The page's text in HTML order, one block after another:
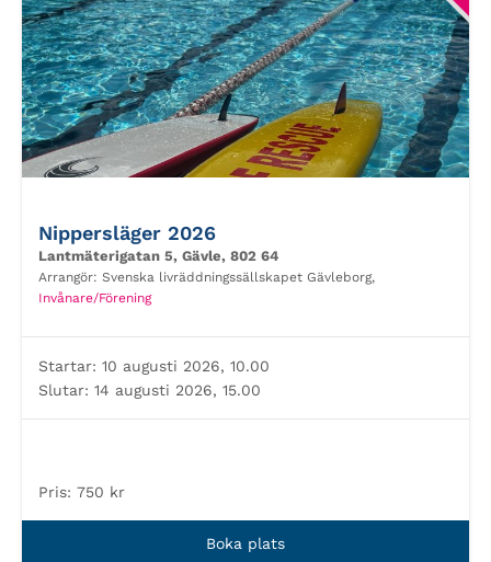
Nippersläger 2026
Lantmäterigatan 5, Gävle, 802 64
Arrangör: Svenska livräddningssällskapet Gävleborg,
Invånare/Förening
Startar: 10 augusti 2026, 10.00
Slutar: 14 augusti 2026, 15.00
Pris: 750 kr
Boka plats